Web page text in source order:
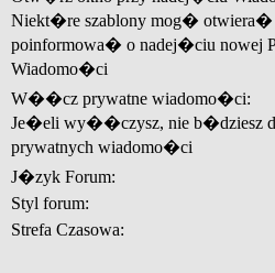
Niekt�re szablony mog� otwiera�
poinformowa� o nadej�ciu nowej
Wiadomo�ci
W��cz prywatne wiadomo�ci:
Je�eli wy��czysz, nie b�dziesz
prywatnych wiadomo�ci
J�zyk Forum:
Styl forum:
Strefa Czasowa: